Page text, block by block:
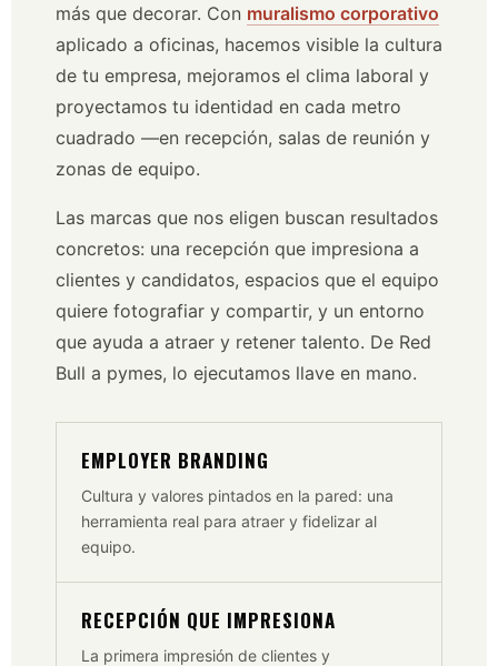
más que decorar. Con muralismo corporativo
aplicado a oficinas, hacemos visible la cultura
de tu empresa, mejoramos el clima laboral y
proyectamos tu identidad en cada metro
cuadrado —en recepción, salas de reunión y
zonas de equipo.
Las marcas que nos eligen buscan resultados
concretos: una recepción que impresiona a
clientes y candidatos, espacios que el equipo
quiere fotografiar y compartir, y un entorno
que ayuda a atraer y retener talento. De Red
Bull a pymes, lo ejecutamos llave en mano.
EMPLOYER BRANDING
Cultura y valores pintados en la pared: una
herramienta real para atraer y fidelizar al
equipo.
RECEPCIÓN QUE IMPRESIONA
La primera impresión de clientes y